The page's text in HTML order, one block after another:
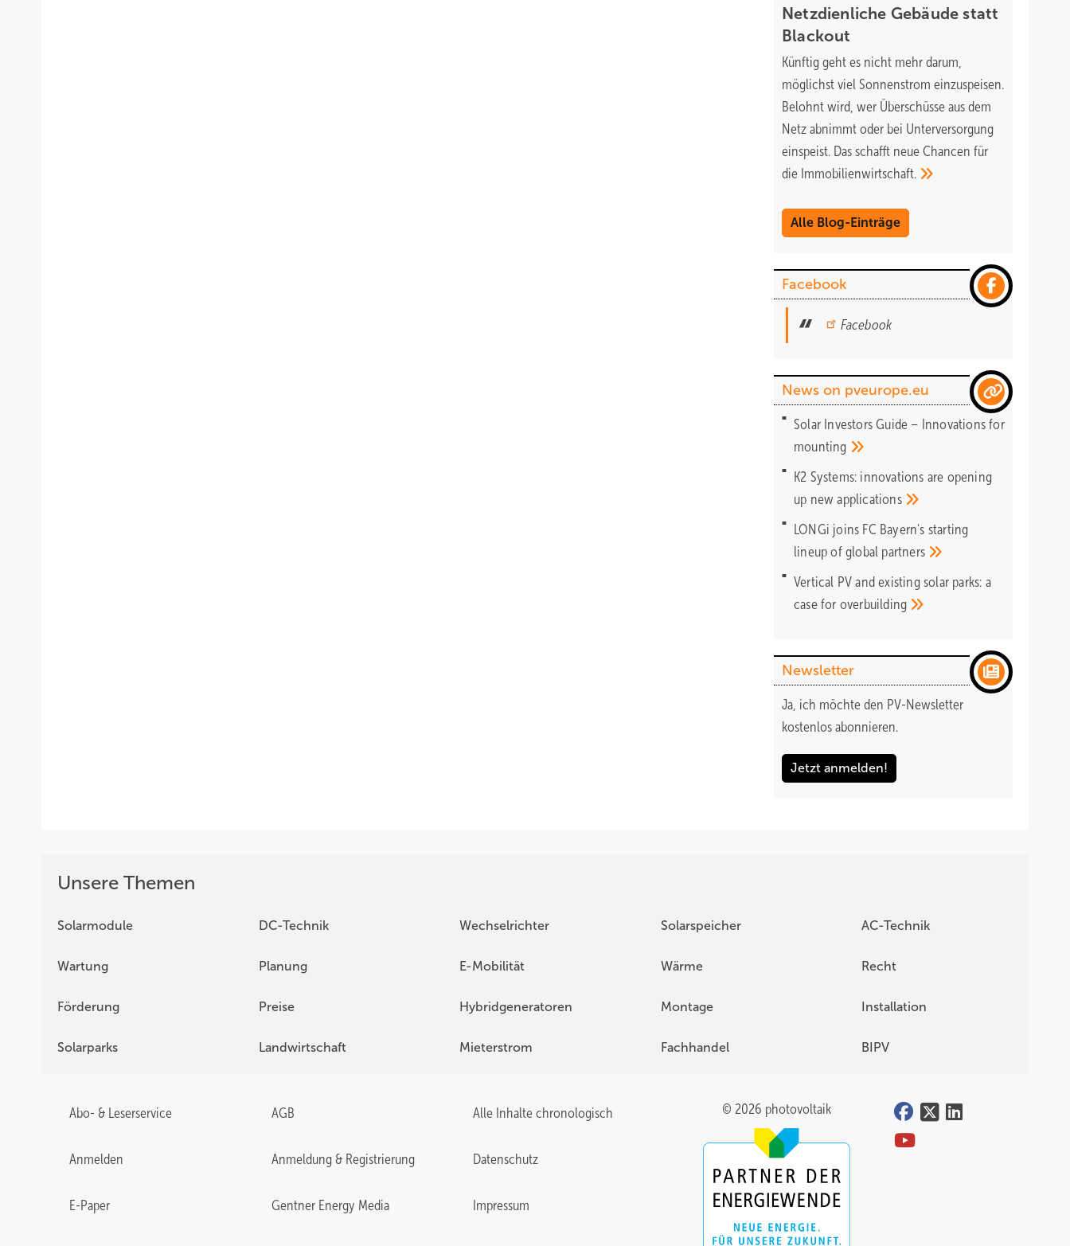
Netzdienliche Gebäude statt
Blackout
Künftig geht es nicht mehr darum,
möglichst viel Sonnenstrom einzuspeisen.
Belohnt wird, wer Überschüsse aus dem
Netz abnimmt oder bei Unterversorgung
einspeist. Das schafft neue Chancen für
die Immobilienwirtschaft.
Alle Blog-Einträge
Facebook
Facebook
News on pveurope.eu
Solar Investors Guide – Innovations for
mounting
K2 Systems: innovations are opening
up newapplications
LONGi joins FC Bayern's starting
lineup of global partners
Vertical PV and existing solar parks: a
case for overbuilding
Newsletter
Ja, ich möchte den PV-Newsletter
kostenlos abonnieren.
Jetzt anmelden!
Unsere Themen
Solarmodule DC-Technik Wechselrichter Solarspeicher AC-Technik
Wartung Planung E-Mobilität Wärme Recht
Förderung Preise Hybridgeneratoren Montage Installation
Solarparks Landwirtschaft Mieterstrom Fachhandel BIPV
Abo- & Leserservice AGB Alle Inhalte chronologisch
Anmelden Anmeldung & Registrierung Datenschutz
E-Paper Gentner Energy Media Impressum
© 2026 photovoltaik